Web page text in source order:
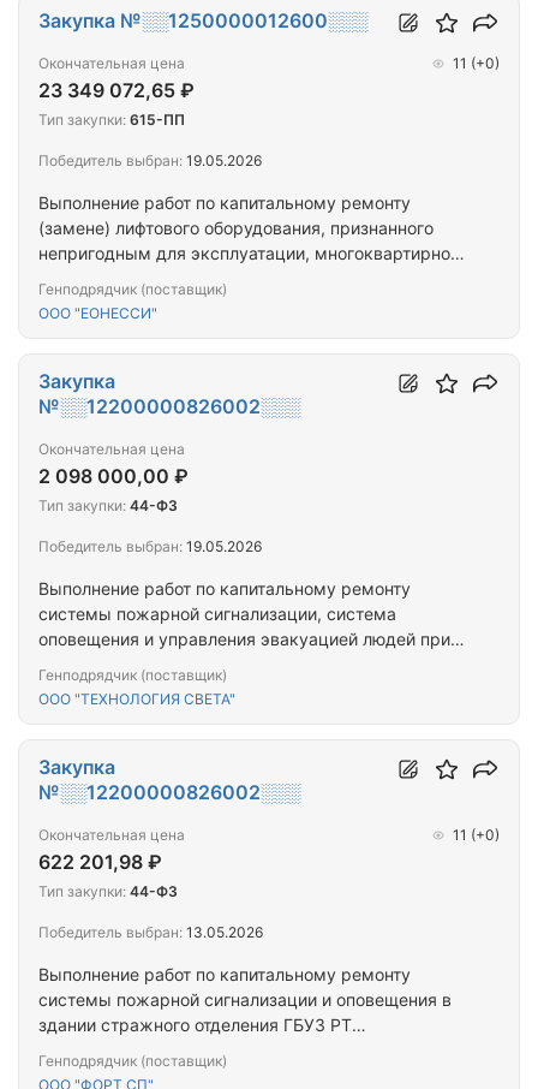
Выполнение работ по капитальному ремонту
(замене) лифтового оборудования, признанного
непригодным для эксплуатации, многоквартирного
Тыва, г. Кызыл, ул. Бай-Хаакская, д. 2
Генподрядчик (поставщик)
ООО "ЕОНЕССИ"
Закупка №░░1250000012600░░░
Окончательная цена
23 349 072,65 ₽
11 (+0)
Тип закупки: 615-ПП
Победитель выбран: 19.05.2026
Выполнение работ по капитальному ремонту
системы пожарной сигнализации, система
оповещения и управления эвакуацией людей при
подростков по адресу: Республика Тыва, г. Кызыл,
Генподрядчик (поставщик)
ООО "ТЕХНОЛОГИЯ СВЕТА"
Закупка
№░░12200000826002░░░
Окончательная цена
2 098 000,00 ₽
Тип закупки: 44-ФЗ
Победитель выбран: 19.05.2026
Выполнение работ по капитальному ремонту
системы пожарной сигнализации и оповещения в
здании стражного отделения ГБУЗ РТ
адресу: г. Кызыл, ул. Островная, д. 6
Генподрядчик (поставщик)
ООО "ФОРТ СП"
Закупка
№░░12200000826002░░░
Окончательная цена
622 201,98 ₽
11 (+0)
Тип закупки: 44-ФЗ
Победитель выбран: 13.05.2026